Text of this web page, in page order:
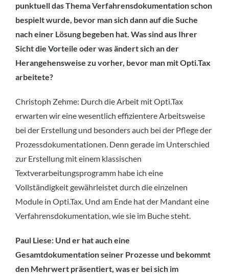
punktuell das Thema Verfahrensdokumentation schon
bespielt wurde, bevor man sich dann auf die Suche
nach einer Lösung begeben hat. Was sind aus Ihrer
Sicht die Vorteile oder was ändert sich an der
Herangehensweise zu vorher, bevor man mit Opti.Tax
arbeitete?
Christoph Zehme: Durch die Arbeit mit Opti.Tax
erwarten wir eine wesentlich effizientere Arbeitsweise
bei der Erstellung und besonders auch bei der Pflege der
Prozessdokumentationen. Denn gerade im Unterschied
zur Erstellung mit einem klassischen
Textverarbeitungsprogramm habe ich eine
Vollständigkeit gewährleistet durch die einzelnen
Module in Opti.Tax. Und am Ende hat der Mandant eine
Verfahrensdokumentation, wie sie im Buche steht.
Paul Liese: Und er hat auch eine
Gesamtdokumentation seiner Prozesse und bekommt
den Mehrwert präsentiert, was er bei sich im